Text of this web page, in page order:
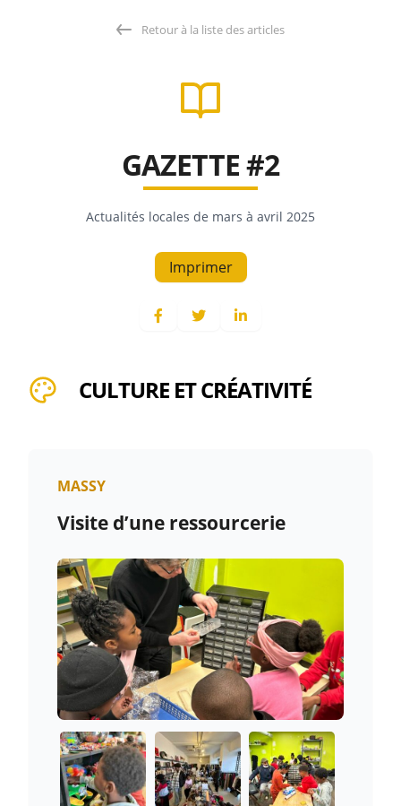
Retour à la liste des articles
GAZETTE #2
Actualités locales de mars à avril 2025
Imprimer
CULTURE ET CRÉATIVITÉ
MASSY
Visite d’une ressourcerie